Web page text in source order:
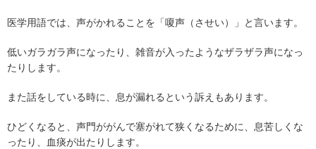
医学用語では、声がかれることを「嗄声（させい）」と言います。
低いガラガラ声になったり、雑音が入ったようなザラザラ声になっ
たりします。
また話をしている時に、息が漏れるという訴えもあります。
ひどくなると、声門ががんで塞がれて狭くなるために、息苦しくな
ったり、血痰が出たりします。